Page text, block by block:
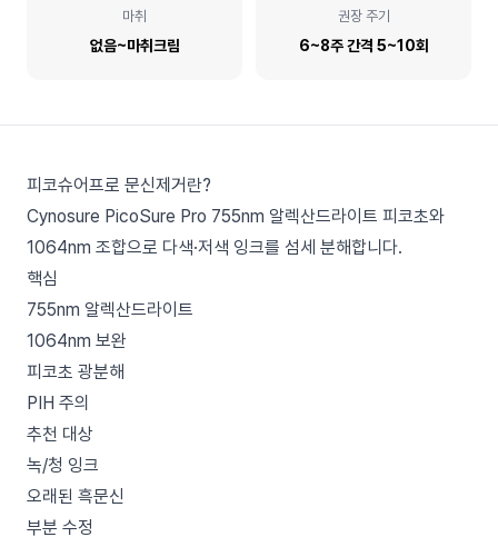
마취
없음~마취크림
권장 주기
6~8주 간격 5~10회
피코슈어프로 문신제거란?
Cynosure PicoSure Pro 755nm 알렉산드라이트 피코초와
1064nm 조합으로 다색·저색 잉크를 섬세 분해합니다.
핵심
755nm 알렉산드라이트
1064nm 보완
피코초 광분해
PIH 주의
추천 대상
녹/청 잉크
오래된 흑문신
부분 수정